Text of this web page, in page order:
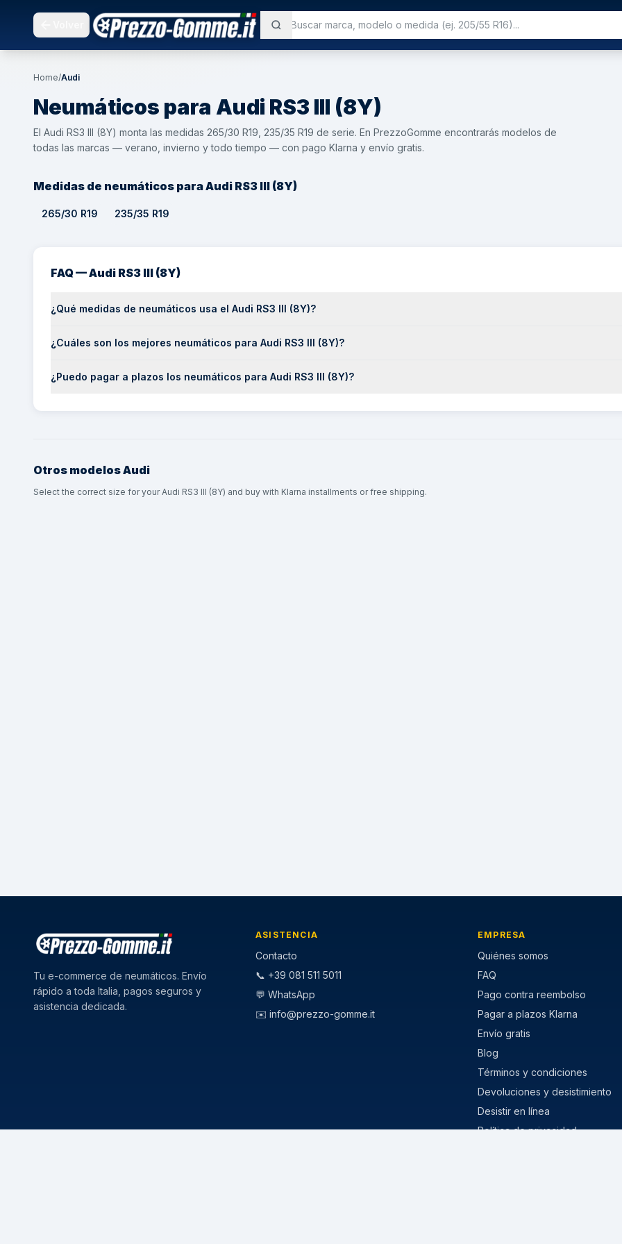
Home/Audi
Neumáticos para Audi RS3 III (8Y)
El Audi RS3 III (8Y) monta las medidas 265/30 R19, 235/35 R19 de serie. En PrezzoGomme encontrarás modelos de
todas las marcas — verano, invierno y todo tiempo — con pago Klarna y envío gratis.
Medidas de neumáticos para Audi RS3 III (8Y)
265/30 R19 235/35 R19
FAQ — Audi RS3 III (8Y)
¿Qué medidas de neumáticos usa el Audi RS3 III (8Y)?
¿Cuáles son los mejores neumáticos para Audi RS3 III (8Y)?
¿Puedo pagar a plazos los neumáticos para Audi RS3 III (8Y)?
Otros modelosAudi
Select the correct size for your Audi RS3 III (8Y) and buy with Klarna installments or free shipping.
Tu e-commerce de neumáticos. Envío
rápido a toda Italia, pagos seguros y
asistencia dedicada.
ASISTENCIA
Contacto
📞 +39 081 511 5011
💬 WhatsApp
✉️ info@prezzo-gomme.it
EMPRESA
Quiénes somos
FAQ
Pago contra reembolso
Pagar a plazos Klarna
Envío gratis
Blog
Términos y condiciones
Devoluciones y desistimiento
Desistir en línea
Política de privacidad